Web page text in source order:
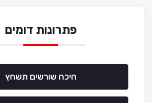
פתרונות דומים
היכה שורשים תשחץ